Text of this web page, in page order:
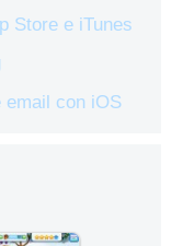
Store e iTunes
email con iOS